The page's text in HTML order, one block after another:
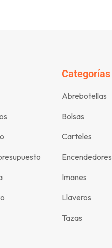
Categorías
Abrebotellas
Bolsas
Carteles
Encendedores
Imanes
Llaveros
Tazas